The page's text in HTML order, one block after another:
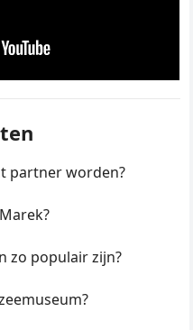
partner worden?
zo populair zijn?